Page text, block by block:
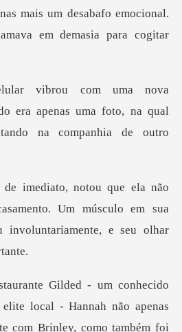
m
era apenas uma foto, na qual
Um músculo em sua
local - Hannah não apenas
com Brinley, como também foi